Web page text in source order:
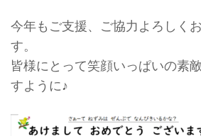
今年もご支援、ご協力よろしく
す。
皆様にとって笑顔いっぱいの素
すように♪